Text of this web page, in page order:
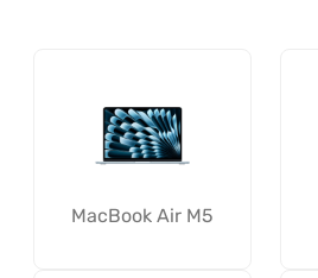
MacBook Air M5